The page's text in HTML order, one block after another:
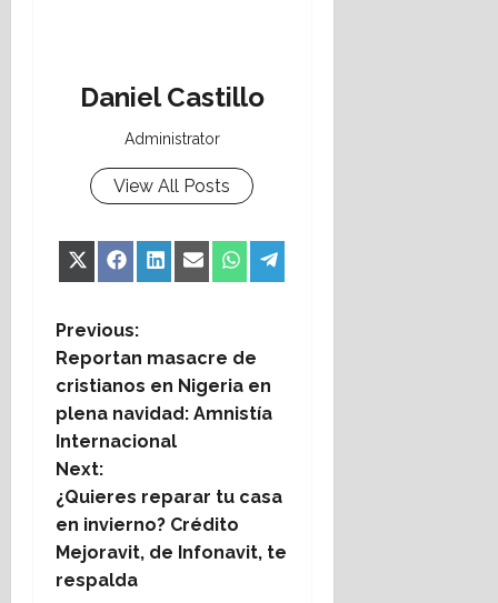
Daniel Castillo
Administrator
View All Posts
Share
X
Share
Facebook
Share
LinkedIn
Share
EmailShare
WhatsApp
Share
Telegram
P
o
s
t
n
a
Previous:
Reportan masacre de
cristianos en Nigeria en
plena navidad: Amnistía
Internacional
Next:
¿Quieres reparar tu casa
en invierno? Crédito
Mejoravit, de Infonavit, te
respalda